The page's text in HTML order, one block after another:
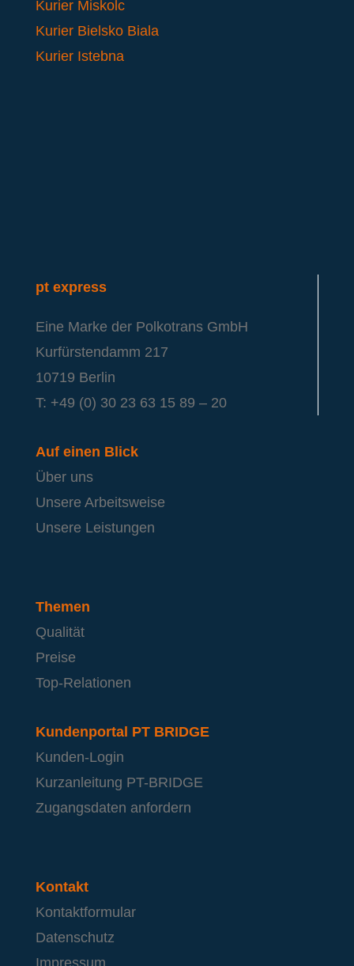
Kurier Miskolc
Kurier Bielsko Biala
Kurier Istebna
pt express
Eine Marke der Polkotrans GmbH
Kurfürstendamm 217
10719 Berlin
T: +49 (0) 30 23 63 15 89 – 20
Auf einen Blick
Über uns
Unsere Arbeitsweise
Unsere Leistungen
Themen
Qualität
Preise
Top-Relationen
Kundenportal PT BRIDGE
Kunden-Login
Kurzanleitung PT-BRIDGE
Zugangsdaten anfordern
Kontakt
Kontaktformular
Datenschutz
Impressum